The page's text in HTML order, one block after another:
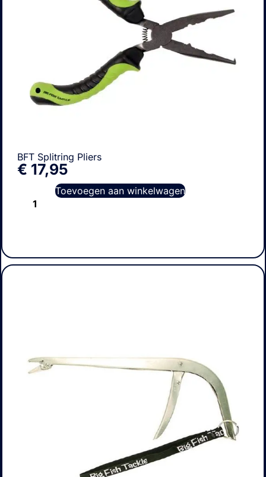
BFT Splitring Pliers
€ 17,95
Toevoegen aan winkelwagen